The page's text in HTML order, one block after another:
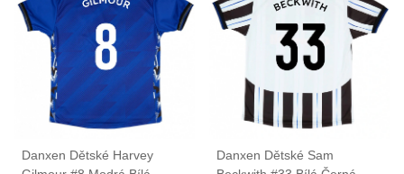
Danxen Dětské Harvey
Danxen Dětské Sam